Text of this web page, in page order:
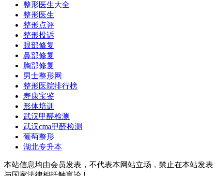
整形医生大全
整形医生
整形点评
整形投诉
眼部修复
鼻部修复
胸部修复
男士整形网
整形医院排行榜
寿康宝鉴
形体培训
武汉甲醛检测
武汉cma甲醛检测
葡萄整形
湖北专升本
本站信息均由会员发表，不代表本网站立场，禁止在本站发表